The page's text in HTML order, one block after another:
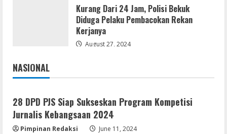
Umum
PLN Tegaskan Tiang Listrik Bukan
Infrastruktur Publik; Provider WiFi
Ilegal Diminta Bangun Tiang Mandiri
5
Umum
Buay Bahuga dan Way Tuba, Ancam
Keselamatan Warga
Kurang Dari 24 Jam, Polisi Bekuk
Diduga Pelaku Pembacokan Rekan
Kerjanya
August 27, 2024
NASIONAL
Jakarta
28 DPD PJS Siap Sukseskan Program Kompetisi
Jurnalis Kebangsaan 2024
Pimpinan Redaksi June 11, 2024